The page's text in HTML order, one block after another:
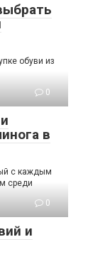
обуви из
0
в
с каждым
среди
0
и